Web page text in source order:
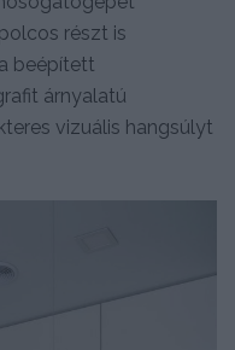
részt is
beépített
árnyalatú
vizuális hangsúlyt